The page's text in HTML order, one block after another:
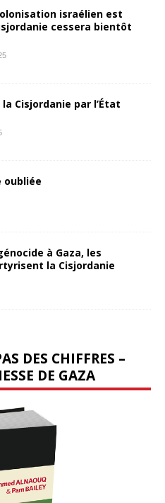
israélien est
cessera bientôt
la Cisjordanie par l’État
oubliée
à Gaza, les
la Cisjordanie
DES CHIFFRES –
DE GAZA